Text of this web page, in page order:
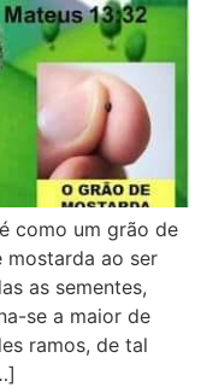
como um grão de
mostarda ao ser
as sementes,
se a maior de
ramos, de tal